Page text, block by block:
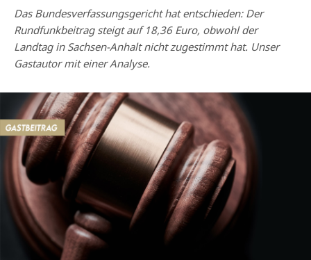
Das Bundesverfassungsgericht hat entschieden: Der
Rundfunkbeitrag steigt auf 18,36 Euro, obwohl der
Landtag in Sachsen-Anhalt nicht zugestimmt hat. Unser
Gastautor mit einer Analyse.